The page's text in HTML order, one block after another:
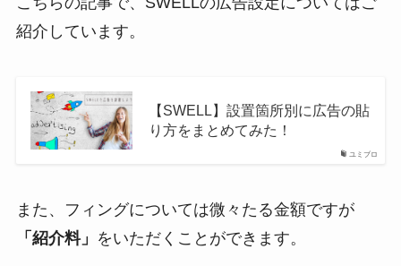
紹介しています。
ユミブロ
【SWELL】設置箇所別に広告の貼
り方をまとめてみた！
また、フィングについては微々たる金額ですが
「紹介料」 をいただくことができます。